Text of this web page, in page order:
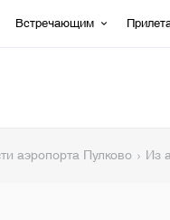
Встречающим
аэропорта Пулково Из